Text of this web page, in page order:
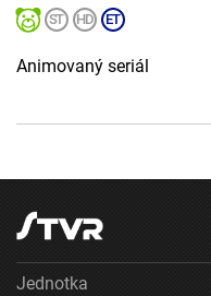
Animovaný seriál
Jednotka